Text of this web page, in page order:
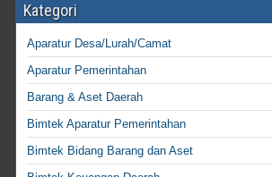
Kategori
Aparatur Desa/Lurah/Camat
Aparatur Pemerintahan
Barang & Aset Daerah
Bimtek Aparatur Pemerintahan
Bimtek Bidang Barang dan Aset